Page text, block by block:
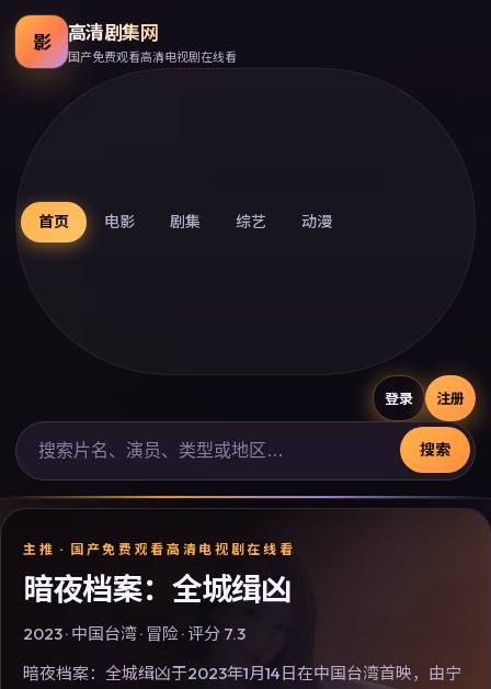
影 高清剧集网
国产免费观看高清电视剧在线看
首页 电影 剧集 综艺 动漫
登录 注册
搜索
主推 · 国产免费观看高清电视剧在线看
暗夜档案：全城缉凶
2023· 中国台湾· 冒险· 评分 7.3
暗夜档案：全城缉凶于2023年1月14日在中国台湾首映，由宁